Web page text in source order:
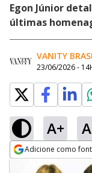
Egon Júnior
últimas
VANITY
23/06/2026 -
A+
Adicione como
Opens in new